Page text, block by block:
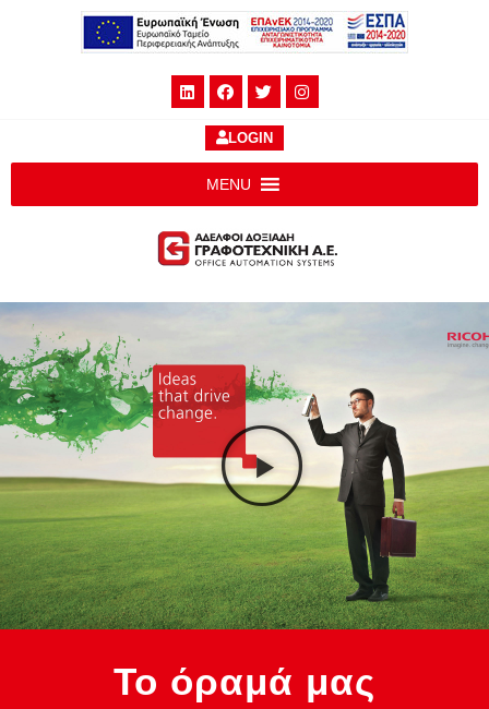
MENU
LOGIN
Το όραμά μας